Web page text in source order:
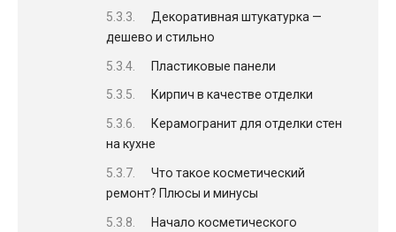
Декоративная штукатурка —
дешево и стильно
Пластиковые панели
Кирпич в качестве отделки
Керамогранит для отделки стен
на кухне
Что такое косметический
ремонт? Плюсы и минусы
Начало косметического